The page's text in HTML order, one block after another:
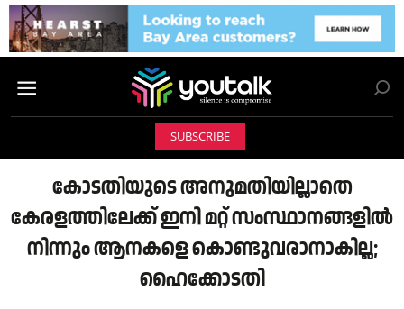
SUBSCRIBE
കോടതിയുടെ അനുമതിയില്ലാതെ
കേരളത്തിലേക്ക് ഇനി മറ്റ് സംസ്ഥാനങ്ങളില്‍
നിന്നും ആനകളെ കൊണ്ടുവരാനാകില്ല;
ഹൈക്കോടതി